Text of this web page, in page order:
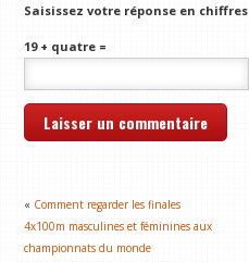
Saisissez votre réponse en chiffres
19 + quatre =
« Comment regarder les finales
4x100m masculines et féminines aux
championnats du monde